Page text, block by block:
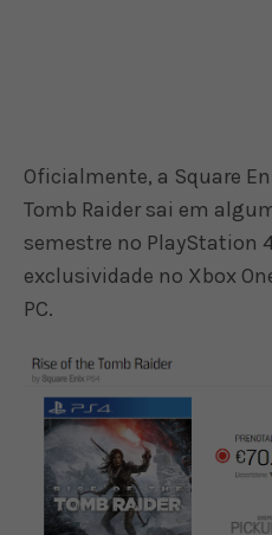
Oficialmente, a Square
Tomb Raider sai em
semestre no PlayStation
exclusividade no Xbox
PC.